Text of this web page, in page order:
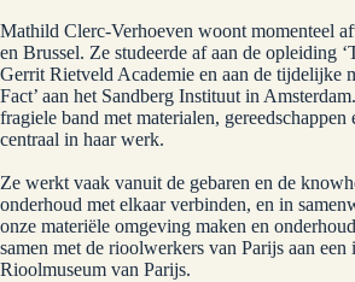
Mathild Clerc-Verhoeven woont momenteel
en Brussel. Ze studeerde af aan de opleiding
Gerrit Rietveld Academie en aan de tijdelijke
Fact’ aan het Sandberg Instituut in
fragiele band met materialen, gereedschappen
centraal in haar werk.
Ze werkt vaak vanuit de gebaren en de
onderhoud met elkaar verbinden, en in
onze materiële omgeving maken en
samen met de rioolwerkers van Parijs aan een
Rioolmuseum van Parijs.